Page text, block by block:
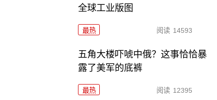
全球工业版图
最热 阅读 14593
五角大楼吓唬中俄？这事恰恰暴
露了美军的底裤
最热 阅读 12395